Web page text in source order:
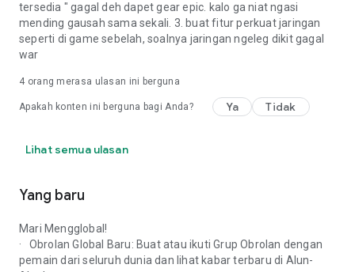
tersedia " gagal deh dapet gear epic. kalo ga niat ngasi
mending gausah sama sekali. 3. buat fitur perkuat jaringan
seperti di game sebelah, soalnya jaringan ngeleg dikit gagal
war
4 orang merasa ulasan ini berguna
Apakah konten ini berguna bagi Anda? Ya Tidak
Lihat semua ulasan
Yang baru
Mari Mengglobal!
· Obrolan Global Baru: Buat atau ikuti Grup Obrolan dengan
pemain dari seluruh dunia dan lihat kabar terbaru di Alun-